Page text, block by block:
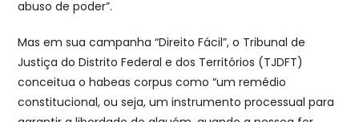
abuso de poder”.
Mas em sua campanha “Direito Fácil”, o Tribunal de
Justiça do Distrito Federal e dos Territórios (TJDFT)
conceitua o habeas corpus como “um remédio
constitucional, ou seja, um instrumento processual para